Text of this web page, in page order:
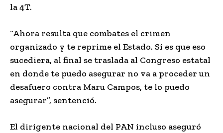
la 4T.
“Ahora resulta que combates el crimen
organizado y te reprime el Estado. Si es que eso
sucediera, al final se traslada al Congreso estatal
en donde te puedo asegurar no va a proceder un
desafuero contra Maru Campos, te lo puedo
asegurar”, sentenció.
El dirigente nacional del PAN incluso aseguró